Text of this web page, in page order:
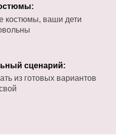
костюмы, ваши дети
сценарий:
из готовых вариантов